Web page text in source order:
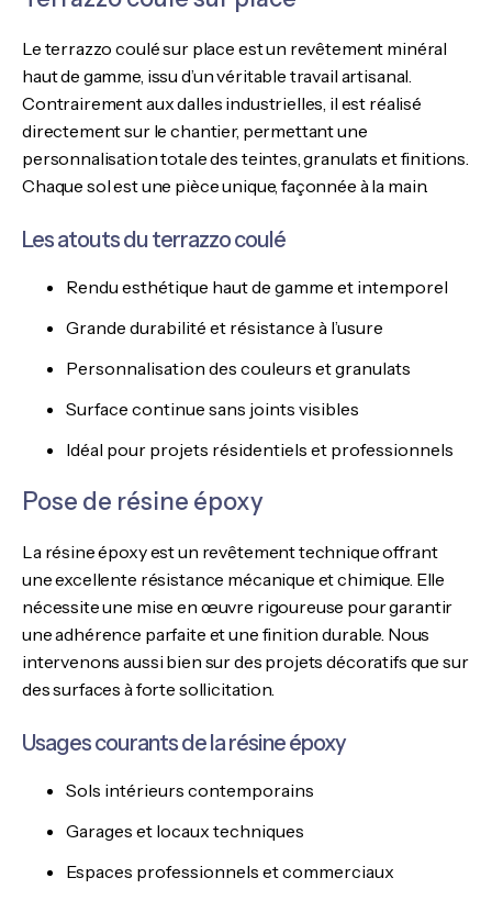
Le terrazzo coulé sur place est un revêtement minéral
haut de gamme, issu d’un véritable travail artisanal.
Contrairement aux dalles industrielles, il est réalisé
directement sur le chantier, permettant une
personnalisation totale des teintes, granulats et finitions.
Chaque sol est une pièce unique, façonnée à la main.
Les atouts du terrazzo coulé
Rendu esthétique haut de gamme et intemporel
Grande durabilité et résistance à l’usure
Personnalisation des couleurs et granulats
Surface continue sans joints visibles
Idéal pour projets résidentiels et professionnels
Pose de résine époxy
La résine époxy est un revêtement technique offrant
une excellente résistance mécanique et chimique. Elle
nécessite une mise en œuvre rigoureuse pour garantir
une adhérence parfaite et une finition durable. Nous
intervenons aussi bien sur des projets décoratifs que sur
des surfaces à forte sollicitation.
Usages courants de la résine époxy
Sols intérieurs contemporains
Garages et locaux techniques
Espaces professionnels et commerciaux